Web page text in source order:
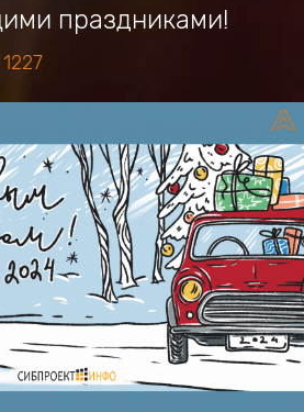
праздниками!
1227